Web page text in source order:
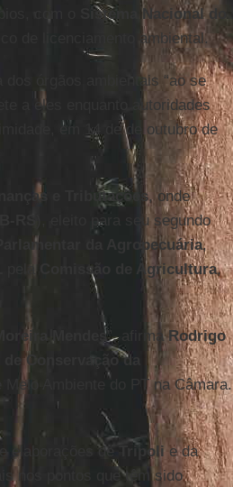
com o
Sistema Nacional do
de licenciamento ambiental.
dos órgãos ambientais “ao se
a eles enquanto autoridades
em 14 de de outubro de
e Tributações, onde
RS
), eleito para seu segundo
da Agropecuária,
Comissão de Agricultura,
Moreira Mendes”, afirmaRodrigo
Conservação da
Ambiente do PT na Câmara.
elaborações de Tripoli e da
nos pontos que têm sido